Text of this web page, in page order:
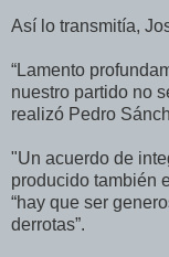
Así lo transmitía,
“Lamento
nuestro partido no
realizó Pedro
"Un acuerdo de
producido también
“hay que ser
derrotas”.